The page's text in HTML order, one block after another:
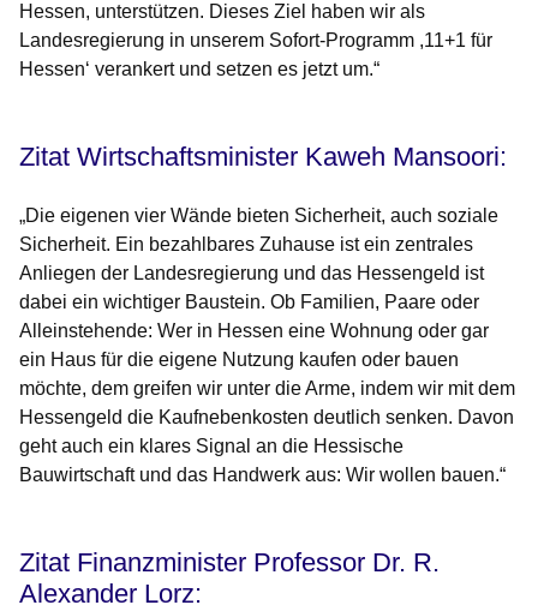
Hessen, unterstützen. Dieses Ziel haben wir als
Landesregierung in unserem Sofort-Programm ,11+1 für
Hessen‘ verankert und setzen es jetzt um.“
Zitat Wirtschaftsminister Kaweh Mansoori:
„Die eigenen vier Wände bieten Sicherheit, auch soziale
Sicherheit. Ein bezahlbares Zuhause ist ein zentrales
Anliegen der Landesregierung und das Hessengeld ist
dabei ein wichtiger Baustein. Ob Familien, Paare oder
Alleinstehende: Wer in Hessen eine Wohnung oder gar
ein Haus für die eigene Nutzung kaufen oder bauen
möchte, dem greifen wir unter die Arme, indem wir mit dem
Hessengeld die Kaufnebenkosten deutlich senken. Davon
geht auch ein klares Signal an die Hessische
Bauwirtschaft und das Handwerk aus: Wir wollen bauen.“
Zitat Finanzminister Professor Dr. R.
Alexander Lorz: